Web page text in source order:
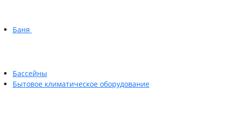
Баня
Бассейны
Бытовое климатическое оборудование